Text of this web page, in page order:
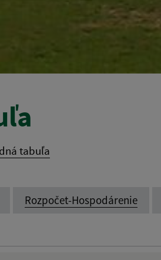
tabuľa
Rozpočet-Hospodárenie